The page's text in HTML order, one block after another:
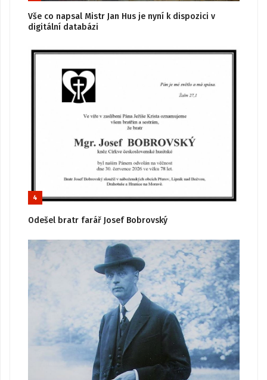
Vše co napsal Mistr Jan Hus je nyní k dispozici v
digitální databázi
4
Odešel bratr farář Josef Bobrovský